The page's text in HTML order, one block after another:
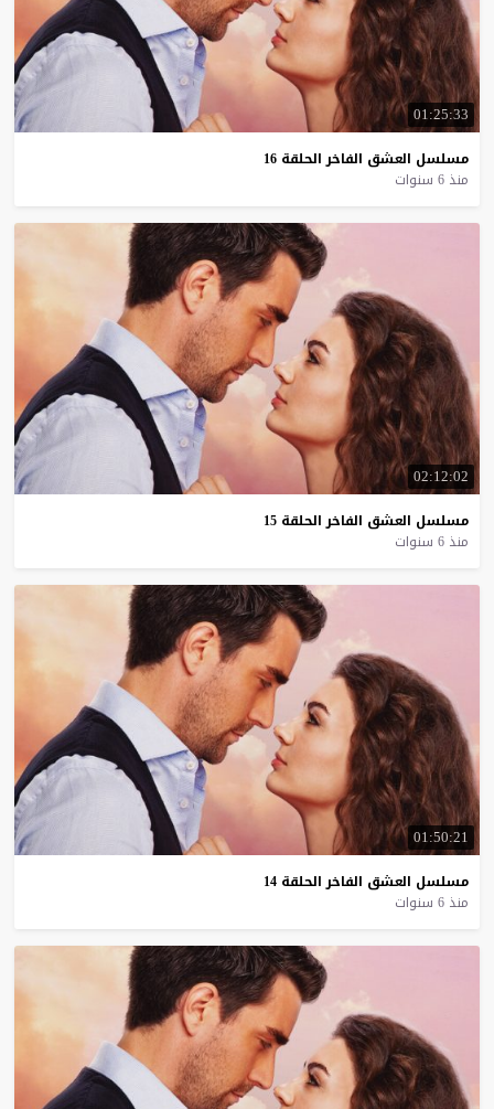
01:25:33
مسلسل العشق الفاخر الحلقة 16
منذ 6 سنوات
02:12:02
مسلسل العشق الفاخر الحلقة 15
منذ 6 سنوات
01:50:21
مسلسل العشق الفاخر الحلقة 14
منذ 6 سنوات